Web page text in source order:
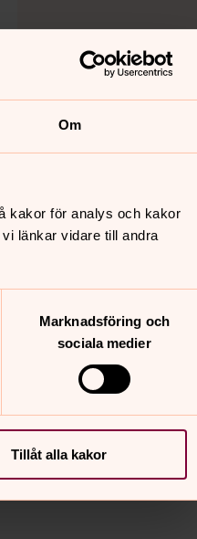
Om
kakor för analys och kakor
länkar vidare till andra
Marknadsföring och
sociala medier
Tillåt alla kakor